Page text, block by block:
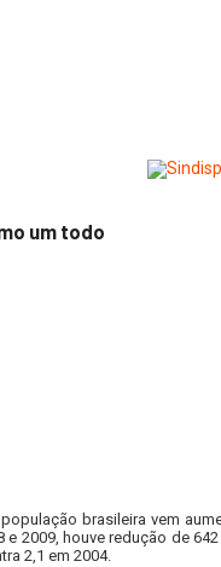
um todo
brasileira vem
2009, houve redução de
2,1 em 2004.